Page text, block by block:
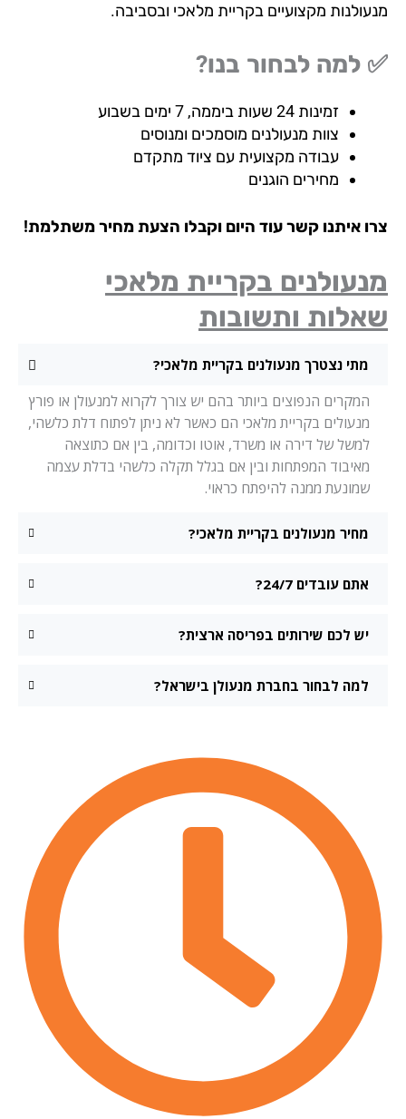
מקצועיים בקריית מלאכי ובסביבה.
למה לבחור בנו?
זמינות 24 שעות ביממה, 7 ימים בשבוע
צוות מנעולנים מוסמכים ומנוסים
עבודה מקצועית עם ציוד מתקדם
מחירים הוגנים
איתנו קשר עוד היום וקבלו הצעת מחיר משתלמת!
בקריית מלאכי
ותשובות
מתי נצטרך מנעולנים בקריית מלאכי?
המקרים הנפוצים ביותר בהם יש צורך לקרוא למנעולן או פורץ
מנעולים בקריית מלאכי הם כאשר לא ניתן לפתוח דלת כלשהי,
למשל של דירה או משרד, אוטו וכדומה, בין אם כתוצאה
מאיבוד המפתחות ובין אם בגלל תקלה כלשהי בדלת עצמה
שמונעת ממנה להיפתח כראוי.
מחיר מנעולנים בקריית מלאכי?
אתם עובדים 24/7?
יש לכם שירותים בפריסה ארצית?
למה לבחור בחברת מנעולן בישראל?